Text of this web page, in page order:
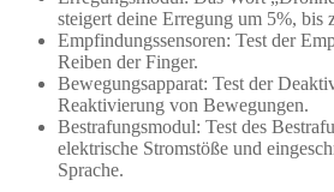
steigert deine Erregung um 5%, bis
Empfindungssensoren: Test der
Reiben der Finger.
Bewegungsapparat: Test der
Reaktivierung von Bewegungen.
Bestrafungsmodul: Test des
elektrische Stromstöße und
Sprache.